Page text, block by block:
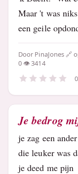
Maar 't was
een geile
Door PinaJones
0
3414
Je bedrog
je zag een ander
die leuker was
je deed me pijn